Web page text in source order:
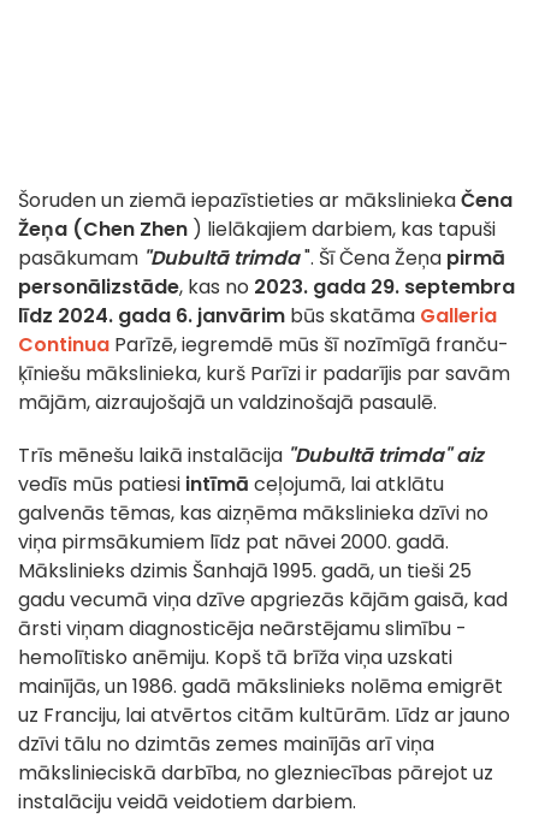
Šoruden un ziemā iepazīstieties ar māksliniekaČena
Žeņa (Chen Zhen ) lielākajiem darbiem, kas tapuši
pasākumam "Dubultā trimda". Šī Čena Žeņa pirmā
personālizstāde, kas no 2023. gada 29. septembra
līdz 2024. gada 6. janvārim būs skatāma Galleria
Continua Parīzē, iegremdē mūs šī nozīmīgā franču-
ķīniešu mākslinieka, kurš Parīzi ir padarījis par savām
mājām, aizraujošajā un valdzinošajā pasaulē.
Trīs mēnešu laikā instalācija "Dubultā trimda" aiz
vedīs mūs patiesi intīmā ceļojumā, lai atklātu
galvenās tēmas, kas aizņēma mākslinieka dzīvi no
viņa pirmsākumiem līdz pat nāvei 2000. gadā.
Mākslinieks dzimis Šanhajā 1995. gadā, un tieši 25
gadu vecumā viņa dzīve apgriezās kājām gaisā, kad
ārsti viņam diagnosticēja neārstējamu slimību -
hemolītisko anēmiju. Kopš tā brīža viņa uzskati
mainījās, un 1986. gadā mākslinieks nolēma emigrēt
uz Franciju, lai atvērtos citām kultūrām. Līdz ar jauno
dzīvi tālu no dzimtās zemes mainījās arī viņa
mākslinieciskā darbība, no glezniecības pārejot uz
instalāciju veidā veidotiem darbiem.